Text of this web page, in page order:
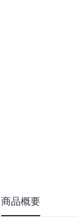
商品概要